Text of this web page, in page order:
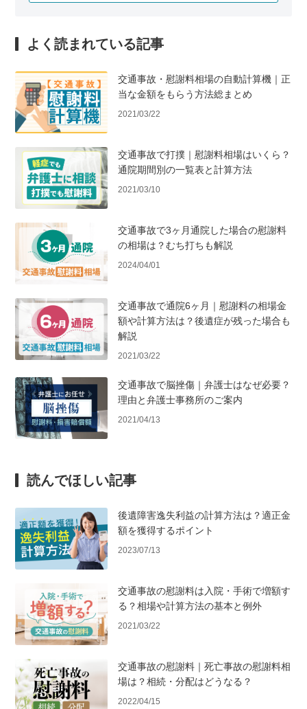
よく読まれている記事
交通事故・慰謝料相場の自動計算機｜正
当な金額をもらう方法総まとめ
2021/03/22
交通事故で打撲｜慰謝料相場はいくら？
通院期間別の一覧表と計算方法
2021/03/10
交通事故で3ヶ月通院した場合の慰謝料
の相場は？むち打ちも解説
2024/04/01
交通事故で通院6ヶ月｜慰謝料の相場金
額や計算方法は？後遺症が残った場合も
解説
2021/03/22
交通事故で脳挫傷｜弁護士はなぜ必要？
理由と弁護士事務所のご案内
2021/04/13
読んでほしい記事
後遺障害逸失利益の計算方法は？適正金
額を獲得するポイント
2023/07/13
交通事故の慰謝料は入院・手術で増額す
る？相場や計算方法の基本と例外
2021/03/22
交通事故の慰謝料｜死亡事故の慰謝料相
場は？相続・分配はどうなる？
2022/04/15